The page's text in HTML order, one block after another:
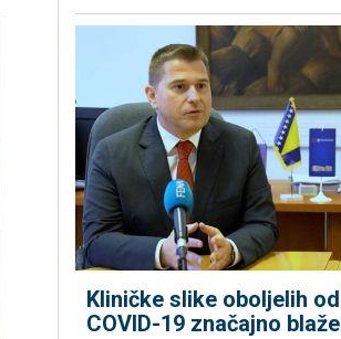
Kliničke slike oboljelih od
COVID-19 značajno blaže